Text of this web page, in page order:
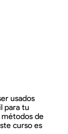
usados
para tu
de
curso es